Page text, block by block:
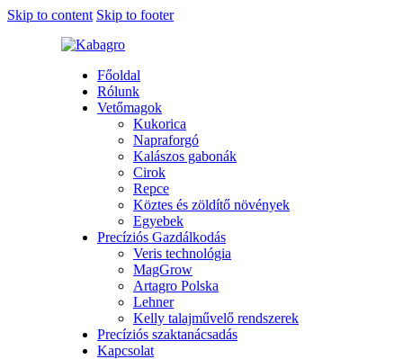
Skip to content Skip to footer
Főoldal
Rólunk
Vetőmagok
Kukorica
Napraforgó
Kalászos gabonák
Cirok
Repce
Köztes és zöldítő növények
Egyebek
Precíziós Gazdálkodás
Veris technológia
MagGrow
Artagro Polska
Lehner
Kelly talajművelő rendszerek
Precíziós szaktanácsadás
Kapcsolat